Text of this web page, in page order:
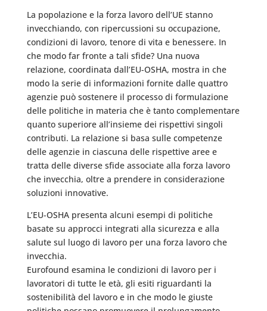
La popolazione e la forza lavoro dell’UE stanno
invecchiando, con ripercussioni su occupazione,
condizioni di lavoro, tenore di vita e benessere. In
che modo far fronte a tali sfide? Una nuova
relazione, coordinata dall’EU-OSHA, mostra in che
modo la serie di informazioni fornite dalle quattro
agenzie può sostenere il processo di formulazione
delle politiche in materia che è tanto complementare
quanto superiore all’insieme dei rispettivi singoli
contributi. La relazione si basa sulle competenze
delle agenzie in ciascuna delle rispettive aree e
tratta delle diverse sfide associate alla forza lavoro
che invecchia, oltre a prendere in considerazione
soluzioni innovative.
L’EU-OSHA presenta alcuni esempi di politiche
basate su approcci integrati alla sicurezza e alla
salute sul luogo di lavoro per una forza lavoro che
invecchia.
Eurofound esamina le condizioni di lavoro per i
lavoratori di tutte le età, gli esiti riguardanti la
sostenibilità del lavoro e in che modo le giuste